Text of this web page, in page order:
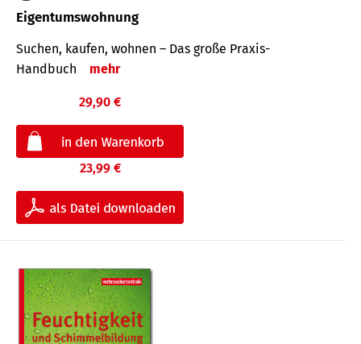
Eigentumswohnung
Suchen, kaufen, wohnen – Das große Praxis-
Handbuch
mehr
29,90 €
23,99 €